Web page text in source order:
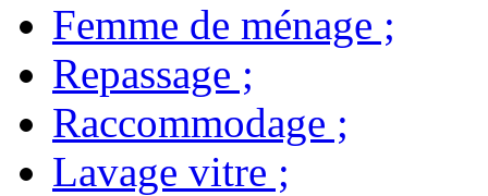
Femme de ménage ;
Repassage ;
Raccommodage ;
Lavage vitre ;